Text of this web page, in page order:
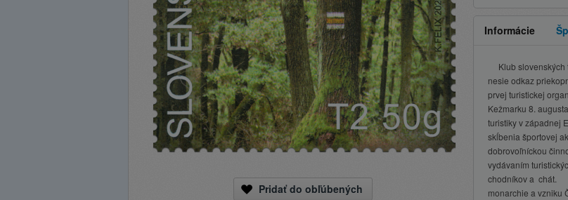
Pridať do obľúbených
Informácie
Klub slovenských
nesie odkaz
prvej turistickej
Kežmarku 8.
turistiky v západnej
skĺbenia športovej
dobrovoľníckou
vydávaním
chodníkov a chát.
monarchie a vzniku